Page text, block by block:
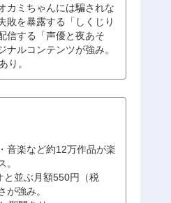
カミちゃんには騙されな
敗を暴露する「しくじり
信する「声優と夜あそ
ナルコンテンツが強み。
あり。
音楽など約12万作品が楽
。
と並ぶ月額550円（税
が強み。